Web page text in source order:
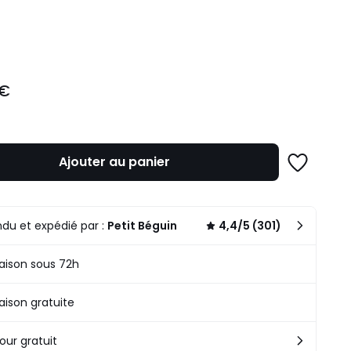
Ajouter au panier
Ajouter
et expédié par : Petit Béguin 4,4/5 (301)
sous 72h
gratuite
gratuit